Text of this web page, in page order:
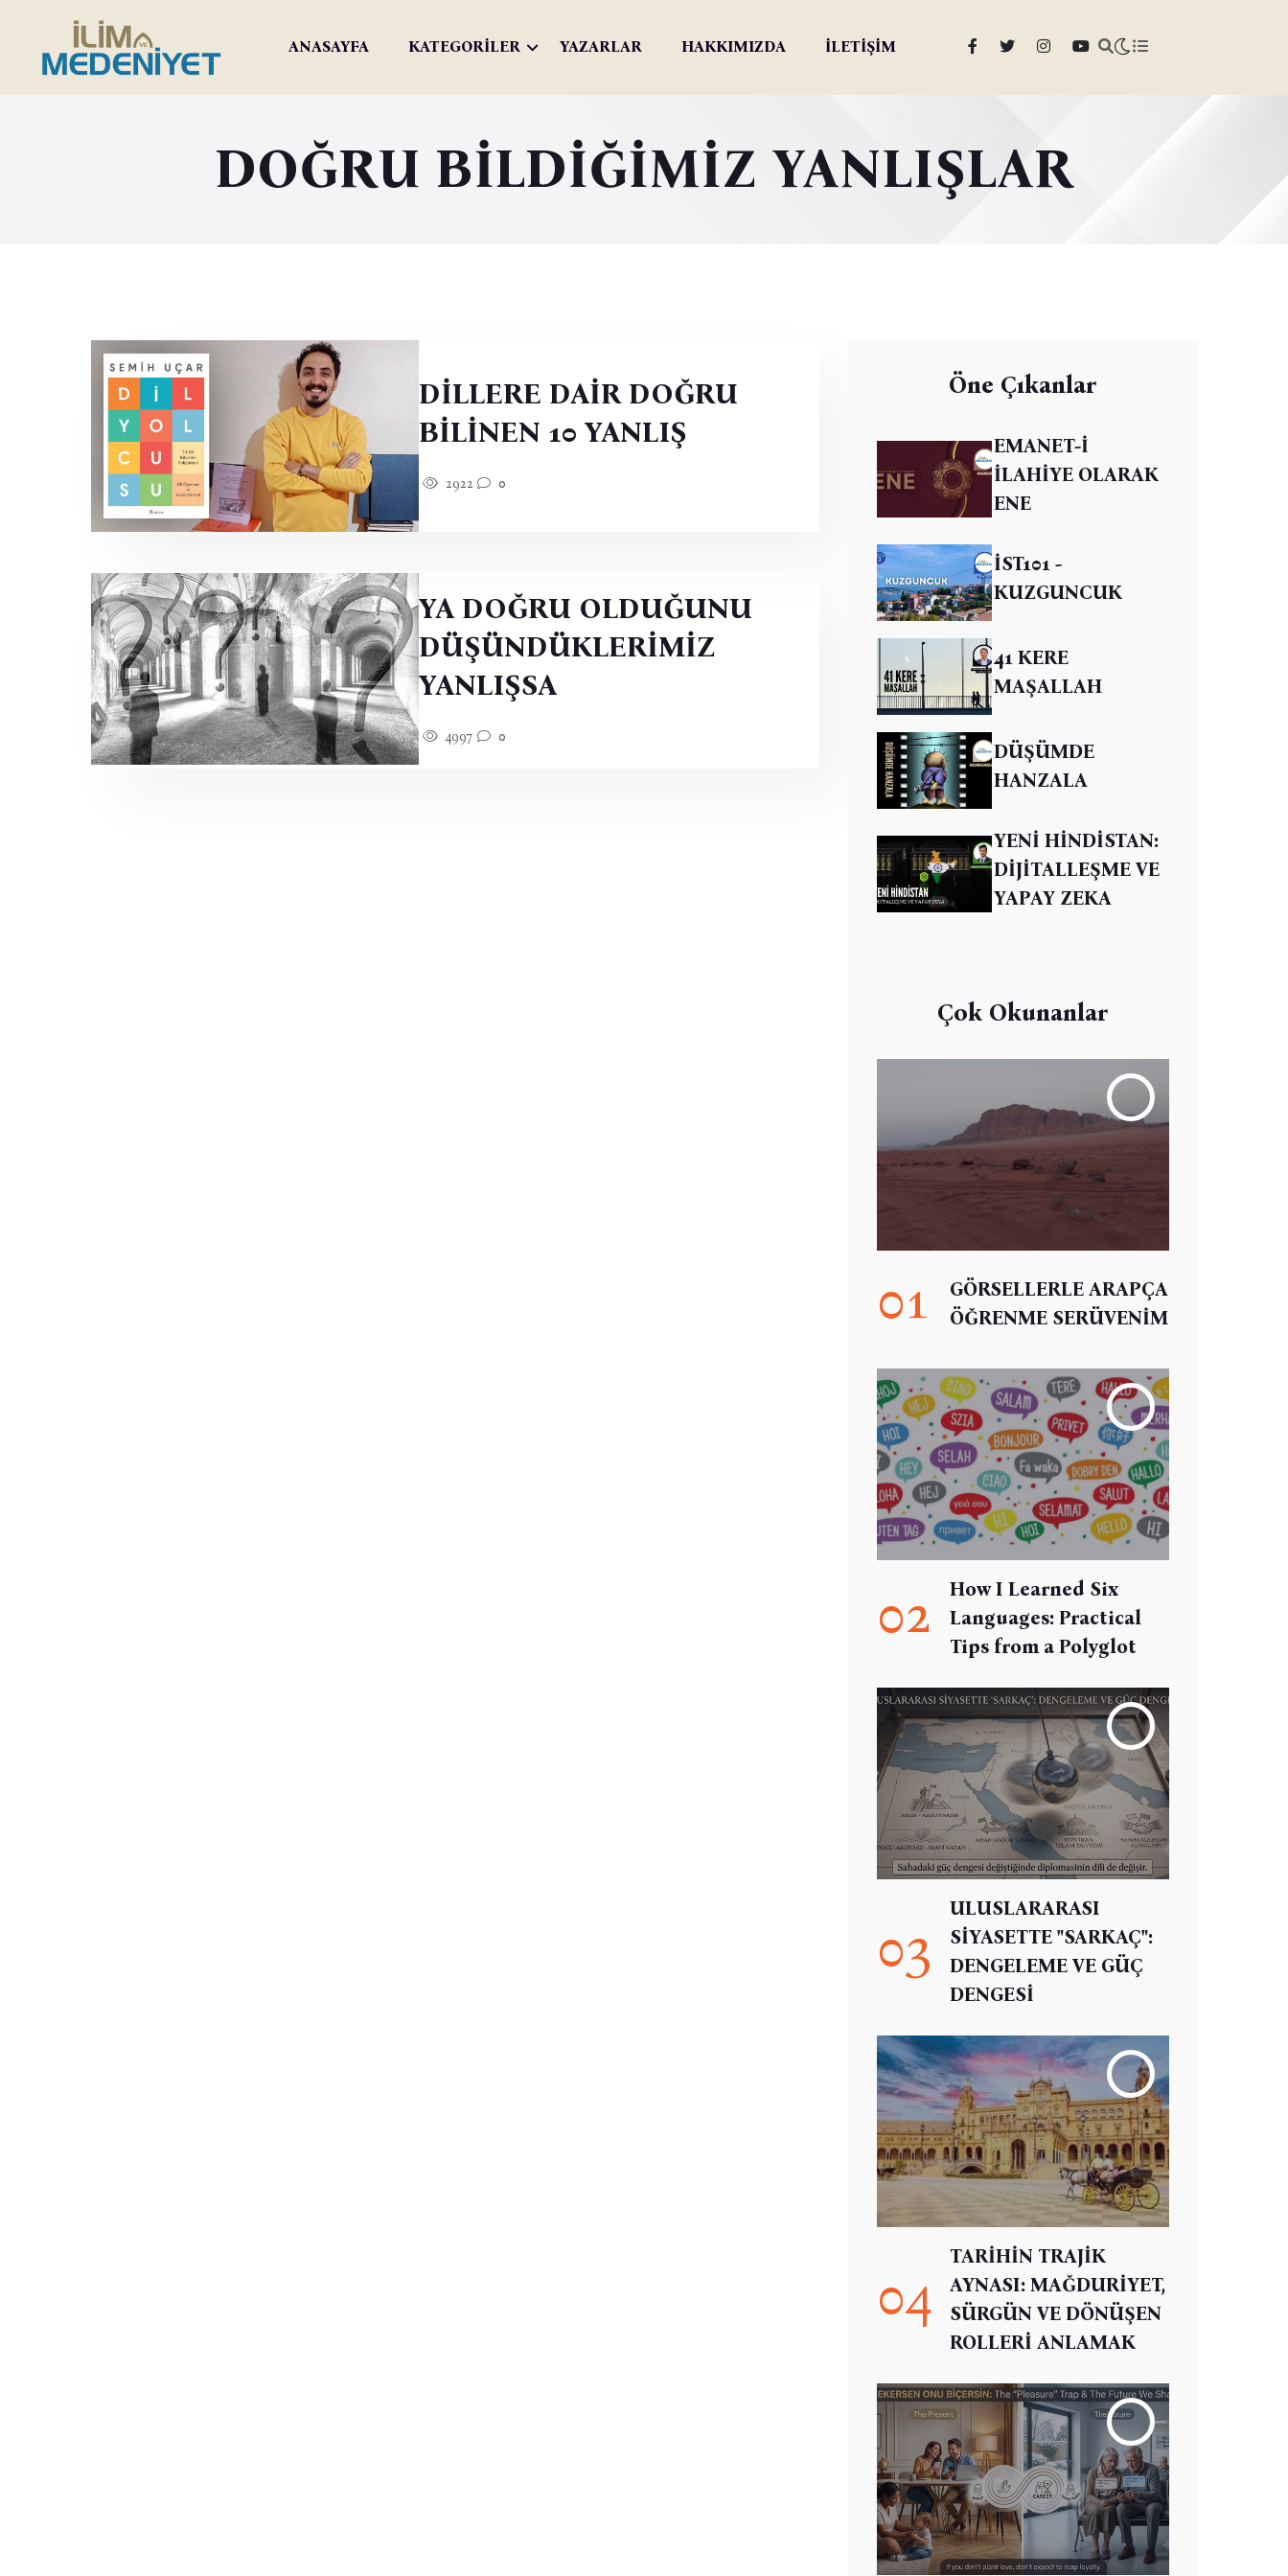
ANASAYFA KATEGORİLER YAZARLAR HAKKIMIZDA İLETİŞİM
DOĞRU BİLDİĞİMİZ YANLIŞLAR
DİLLERE DAİR DOĞRU
BİLİNEN 10 YANLIŞ
2922 0
YA DOĞRU OLDUĞUNU
DÜŞÜNDÜKLERİMİZ
YANLIŞSA
4997 0
Öne Çıkanlar
EMANET-İ
İLAHİYE OLARAK
ENE
İST101 -
KUZGUNCUK
41 KERE
MAŞALLAH
DÜŞÜMDE
HANZALA
YENİ HİNDİSTAN:
DİJİTALLEŞME VE
YAPAY ZEKA
Çok Okunanlar
01
GÖRSELLERLE ARAPÇA
ÖĞRENME SERÜVENİM
02
How I Learned Six
Languages: Practical
Tips from a Polyglot
03
ULUSLARARASI
SİYASETTE "SARKAÇ":
DENGELEME VE GÜÇ
DENGESİ
04
TARİHİN TRAJİK
AYNASI: MAĞDURİYET,
SÜRGÜN VE DÖNÜŞEN
ROLLERİ ANLAMAK